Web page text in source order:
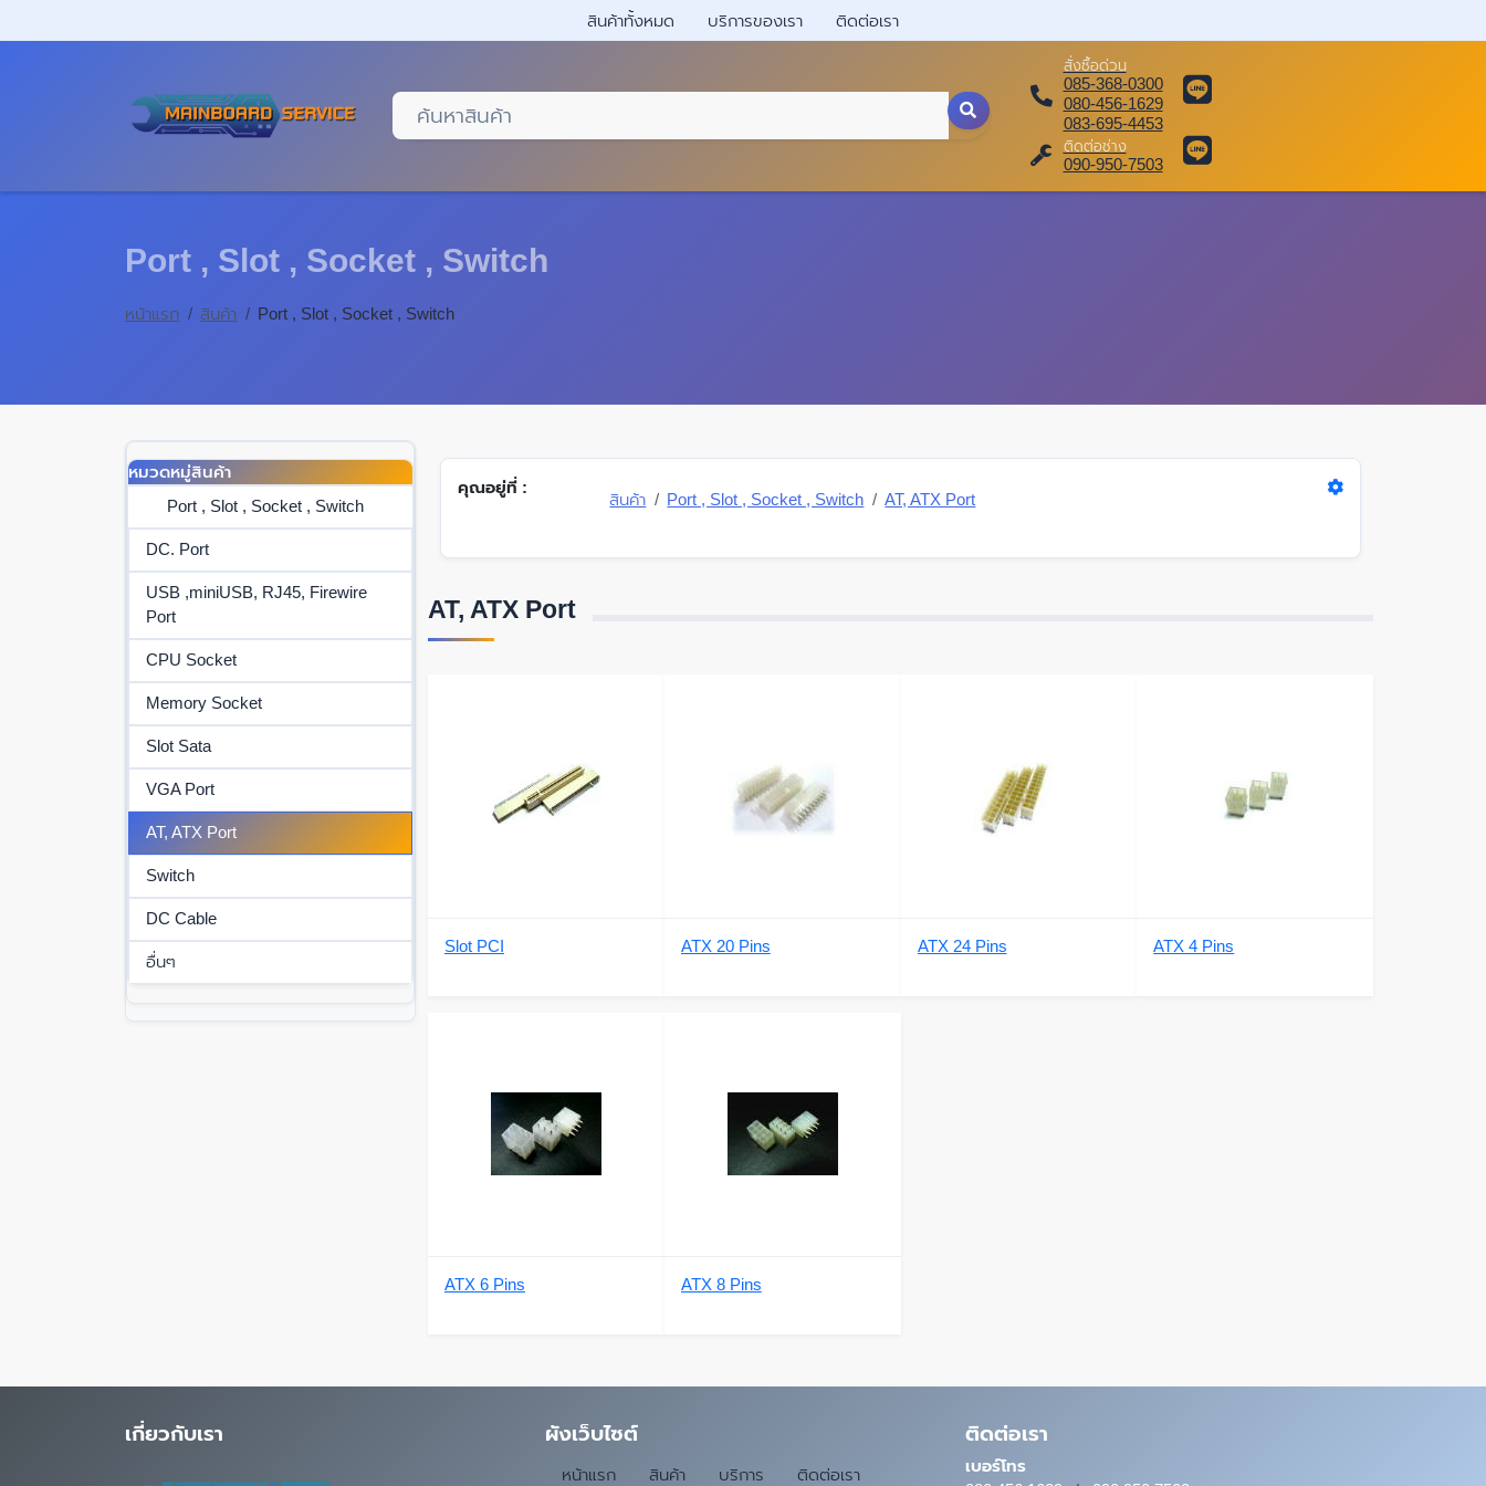
สินค้าทั้งหมด บริการของเรา ติดต่อเรา
สั่งซื้อด่วน
085-368-0300
080-456-1629
083-695-4453
ติดต่อช่าง
090-950-7503
Port , Slot , Socket , Switch
หน้าแรก สินค้า Port , Slot , Socket , Switch
หมวดหมู่สินค้า
Port , Slot , Socket , Switch
DC. Port
USB ,miniUSB, RJ45, Firewire
Port
CPU Socket
Memory Socket
Slot Sata
VGA Port
AT, ATX Port
Switch
DC Cable
อื่นๆ
คุณอยู่ที่ :
สินค้า Port , Slot , Socket , Switch AT, ATX Port
AT, ATX Port
Slot PCI ATX 20 Pins ATX 24 Pins ATX 4 Pins
ATX 6 Pins ATX 8 Pins
เกี่ยวกับเรา ผังเว็บไซต์
หน้าแรก สินค้า บริการ ติดต่อเรา
ติดต่อเรา
เบอร์โทร